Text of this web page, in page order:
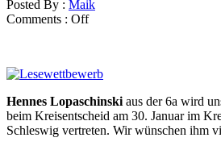
Posted By : Maik
Comments : Off
Hennes Lopaschinski aus der 6a wird
beim Kreisentscheid am 30. Januar im
Schleswig vertreten. Wir wünschen ihm